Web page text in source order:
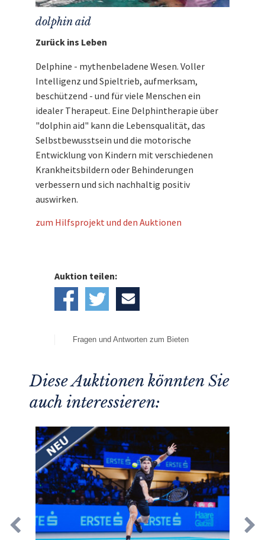
dolphin aid
Zurück ins Leben
Delphine - mythenbeladene Wesen. Voller
Intelligenz und Spieltrieb, aufmerksam,
beschützend - und für viele Menschen ein
idealer Therapeut. Eine Delphintherapie über
"dolphin aid" kann die Lebensqualität, das
Selbstbewusstsein und die motorische
Entwicklung von Kindern mit verschiedenen
Krankheitsbildern oder Behinderungen
verbessern und sich nachhaltig positiv
auswirken.
zum Hilfsprojekt und den Auktionen
Auktion teilen:
Fragen und Antworten zum Bieten
Diese Auktionen könnten Sie
auch interessieren: